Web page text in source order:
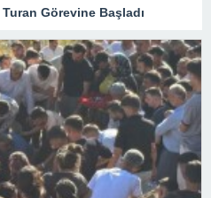
Görevine Başladı